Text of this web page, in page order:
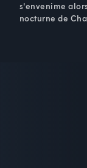
s'envenime
nocturne de